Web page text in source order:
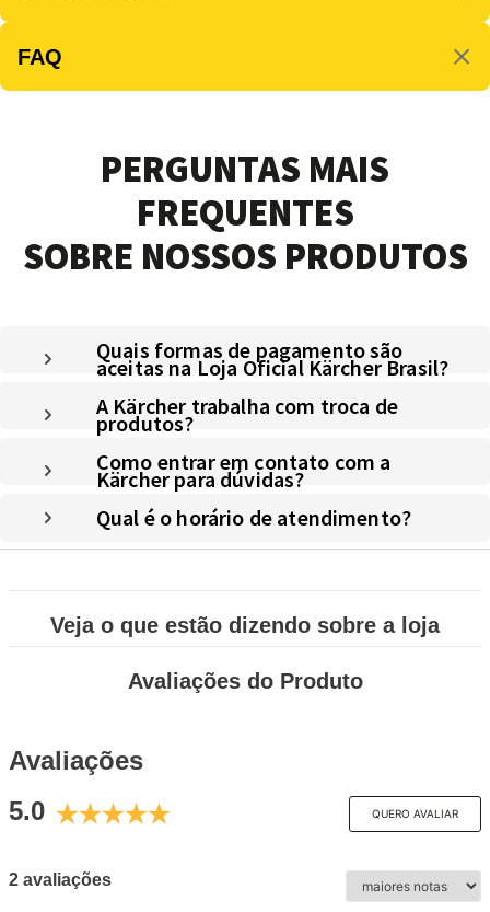
FAQ
PERGUNTAS MAIS
FREQUENTES
SOBRE NOSSOS PRODUTOS
Quais formas de pagamento são
aceitas na Loja Oficial Kärcher Brasil?
A Kärcher trabalha com troca de
produtos?
Como entrar em contato com a
Kärcher para dúvidas?
Qual é o horário de atendimento?
Veja o que estão dizendo sobre a loja
Avaliações do Produto
Avaliações
5.0
QUERO AVALIAR
2 avaliações